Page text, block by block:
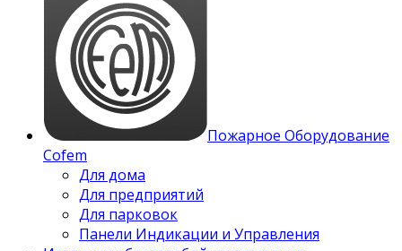
Пожарное Оборудование
Cofem
Для дома
Для предприятий
Для парковок
Панели Индикации и Управления